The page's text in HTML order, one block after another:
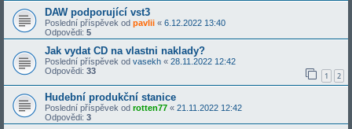
DAW podporující vst3
Poslední příspěvek od pavlii « 6.12.2022 13:40
Odpovědi: 5
Jak vydat CD na vlastni naklady?
Poslední příspěvek od vasekh « 28.11.2022 12:42
Odpovědi: 33 1 2
Hudební produkční stanice
Poslední příspěvek od rotten77 « 21.11.2022 12:42
Odpovědi: 3